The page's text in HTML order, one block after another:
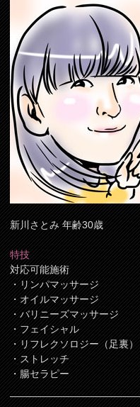
新川さとみ 年齢30歳
特技
対応可能施術
・リンパマッサージ
・オイルマッサージ
・バリニーズマッサージ
・フェイシャル
・リフレクソロジー（足裏）
・ストレッチ
・腸セラピー